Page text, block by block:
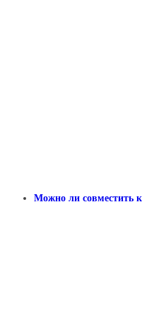
Можно ли совместить